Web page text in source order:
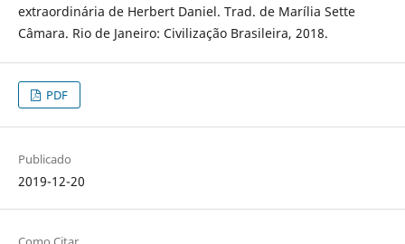
extraordinária de Herbert Daniel. Trad. de Marília Sette
Câmara. Rio de Janeiro: Civilização Brasileira, 2018.
PDF
Publicado
2019-12-20